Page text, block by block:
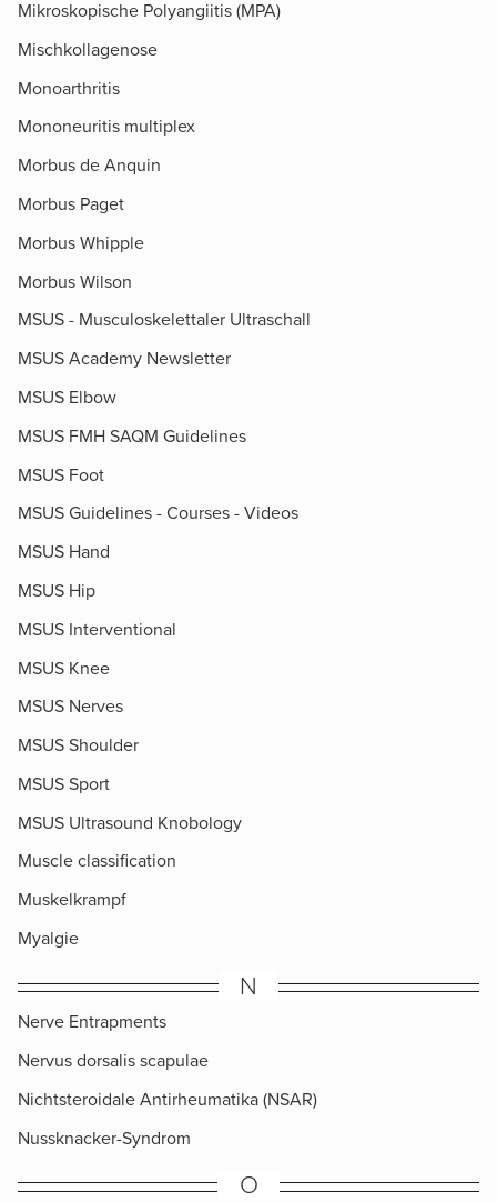
Mikroskopische Polyangiitis (MPA)
Mischkollagenose
Monoarthritis
Mononeuritis multiplex
Morbus de Anquin
Morbus Paget
Morbus Whipple
Morbus Wilson
MSUS - Musculoskelettaler Ultraschall
MSUS Academy Newsletter
MSUS Elbow
MSUS FMH SAQM Guidelines
MSUS Foot
MSUS Guidelines - Courses - Videos
MSUS Hand
MSUS Hip
MSUS Interventional
MSUS Knee
MSUS Nerves
MSUS Shoulder
MSUS Sport
MSUS Ultrasound Knobology
Muscle classification
Muskelkrampf
Myalgie
N
Nerve Entrapments
Nervus dorsalis scapulae
Nichtsteroidale Antirheumatika (NSAR)
Nussknacker-Syndrom
O